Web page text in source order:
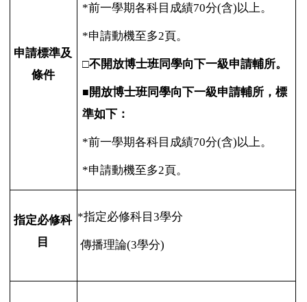
申請標準及
條件
*前一學期各科目成績70分(含)以上。
*申請動機至多2頁。
□不開放博士班同學向下一級申請輔所。
■ 開放博士班同學向下一級申請輔所，標
準如下：
*前一學期各科目成績70分(含)以上。
*申請動機至多2頁。
指定必修科
目
*指定必修科目3學分
傳播理論(3學分)